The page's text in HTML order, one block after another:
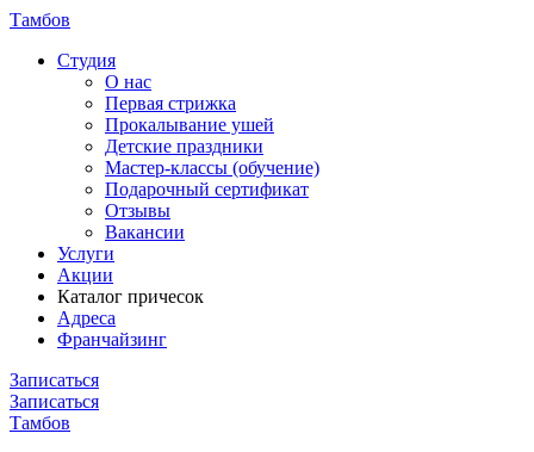
Тамбов
Cтудия
О нас
Первая стрижка
Прокалывание ушей
Детские праздники
Мастер-классы (обучение)
Подарочный сертификат
Отзывы
Вакансии
Услуги
Акции
Каталог причесок
Адреса
Франчайзинг
Записаться
Записаться
Тамбов